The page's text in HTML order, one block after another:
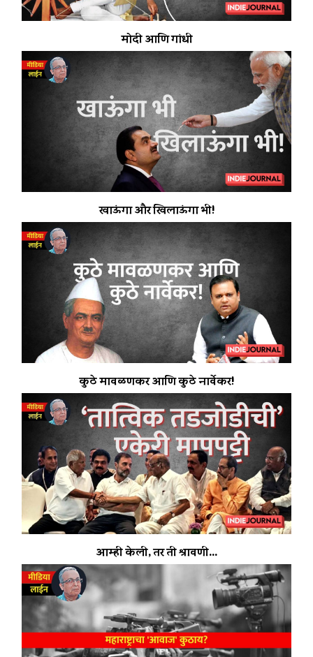
मोदी आणि गांधी
खाऊंगा और खिलाऊंगा भी!
कुठे मावळणकर आणि कुठे नार्वेकर!
आम्ही केली, तर ती श्रावणी...